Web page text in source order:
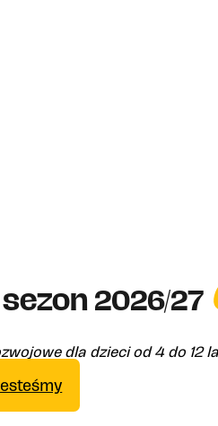
2026/27
dla dzieci od 4 do